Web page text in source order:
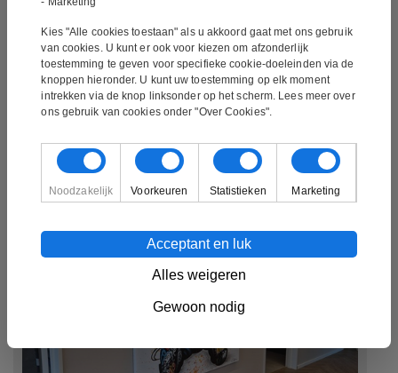
info@mynewart.nl
Lees onze algemene voorwaardenhier.
Foto's van onze klanten
Kies "Alle cookies toestaan" als u akkoord gaat met ons gebruik
van cookies. U kunt er ook voor kiezen om afzonderlijk
toestemming te geven voor specifieke cookie-doeleinden via de
knoppen hieronder. U kunt uw toestemming op elk moment
intrekken via de knop linksonder op het scherm. Lees meer over
ons gebruik van cookies onder "Over Cookies".
Noodzakelijk Voorkeuren Statistieken Marketing
Alles weigeren
Gewoon nodig
Acceptant en luk